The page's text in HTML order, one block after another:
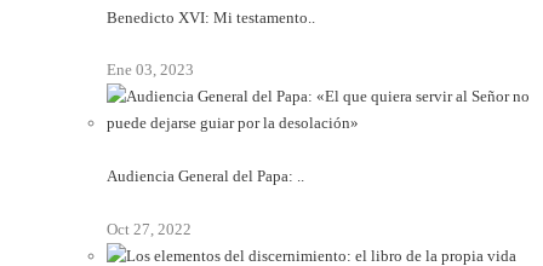
Benedicto XVI: Mi testamento..
Ene 03, 2023
Audiencia General del Papa: ..
Oct 27, 2022